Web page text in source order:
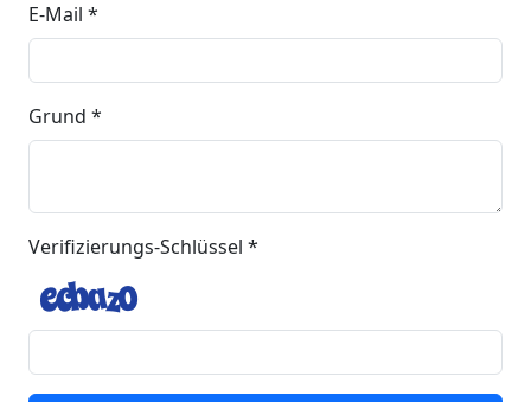
E-Mail *
Grund *
Verifizierungs-Schlüssel *